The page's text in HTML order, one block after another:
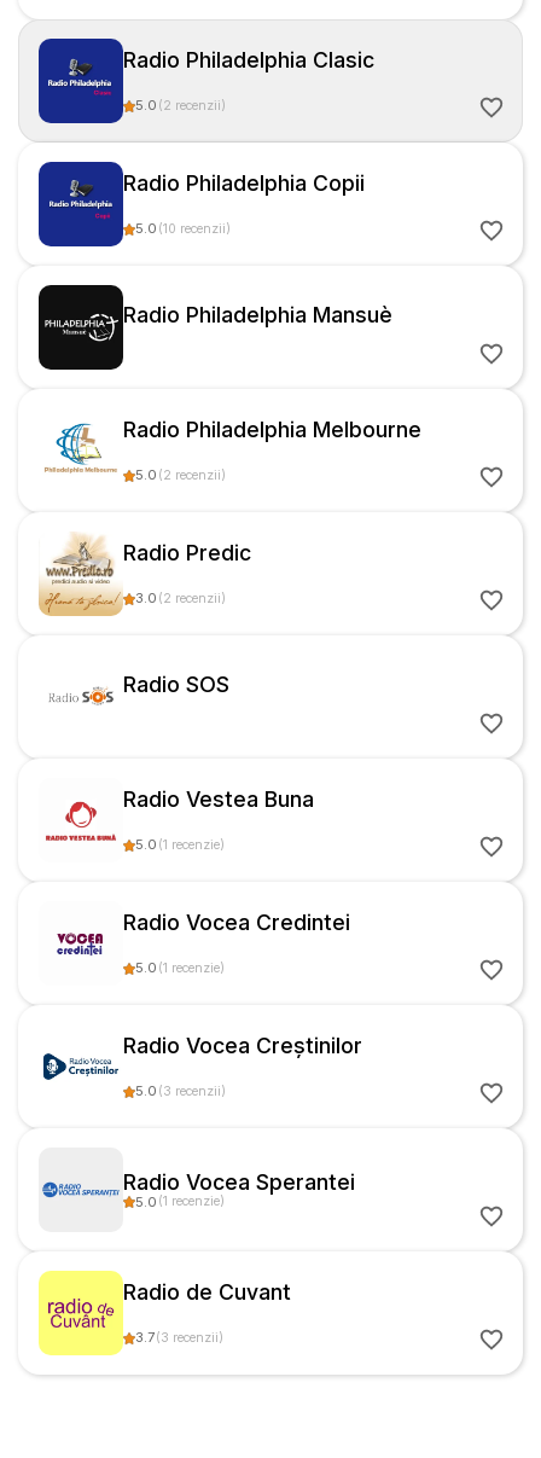
Radio Philadelphia Clasic
5.0 (2 recenzii)
Radio Philadelphia Copii
5.0 (10 recenzii)
Radio Philadelphia Mansuè
Radio Philadelphia Melbourne
5.0 (2 recenzii)
Radio Predic
3.0 (2 recenzii)
Radio SOS
Radio Vestea Buna
5.0 (1 recenzie)
Radio Vocea Credintei
5.0 (1 recenzie)
Radio Vocea Creștinilor
5.0 (3 recenzii)
Radio Vocea Sperantei
5.0 (1 recenzie)
Radio de Cuvant
3.7(3 recenzii)